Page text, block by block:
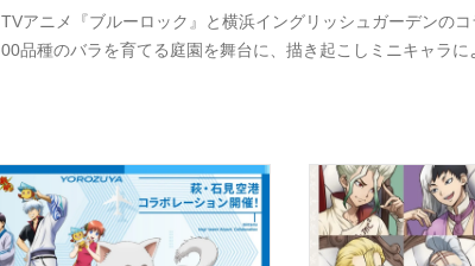
TVアニメ『ブルーロック』と横浜イングリッシュガーデンの
00品種のバラを育てる庭園を舞台に、描き起こしミニキャラ